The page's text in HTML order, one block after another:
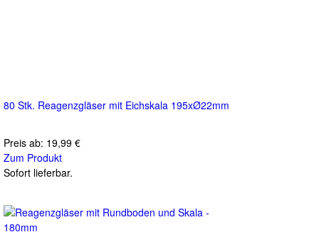
80 Stk. Reagenzgläser mit Eichskala 195xØ22mm
Preis ab: 19,99 €
Zum Produkt
Sofort lieferbar.